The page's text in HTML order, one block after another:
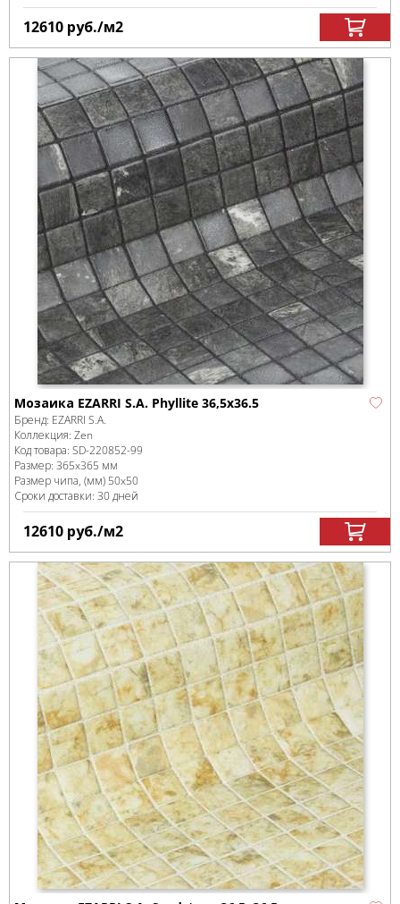
12610 руб./м2
Мозаика EZARRI S.A. Phyllite 36,5x36.5
Бренд: EZARRI S.A.
Коллекция: Zen
Код товара: SD-220852-99
Размер: 365x365 мм
Размер чипа, (мм) 50x50
Сроки доставки: 30 дней
12610 руб./м2